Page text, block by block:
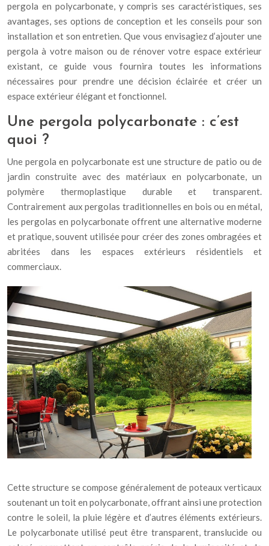
pergola en polycarbonate, y compris ses caractéristiques, ses
avantages, ses options de conception et les conseils pour son
installation et son entretien. Que vous envisagiez d’ajouter une
pergola à votre maison ou de rénover votre espace extérieur
existant, ce guide vous fournira toutes les informations
nécessaires pour prendre une décision éclairée et créer un
espace extérieur élégant et fonctionnel.
Une pergola polycarbonate : c’est
quoi ?
Une pergola en polycarbonate est une structure de patio ou de
jardin construite avec des matériaux en polycarbonate, un
polymère thermoplastique durable et transparent.
Contrairement aux pergolas traditionnelles en bois ou en métal,
les pergolas en polycarbonate offrent une alternative moderne
et pratique, souvent utilisée pour créer des zones ombragées et
abritées dans les espaces extérieurs résidentiels et
commerciaux.
Cette structure se compose généralement de poteaux verticaux
soutenant un toit en polycarbonate, offrant ainsi une protection
contre le soleil, la pluie légère et d’autres éléments extérieurs.
Le polycarbonate utilisé peut être transparent, translucide ou